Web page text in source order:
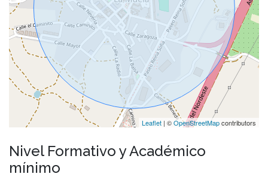
Leaflet | ©OpenStreetMapcontributors
Nivel Formativo y Académico
mínimo